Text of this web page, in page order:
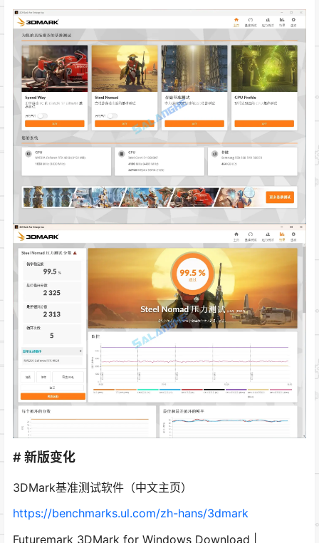
# 新版变化
3DMark基准测试软件（中文主页）
https://benchmarks.ul.com/zh-hans/3dmark
Futuremark 3DMark for Windows Download |